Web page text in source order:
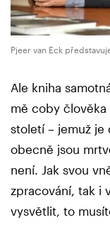
Pjeer van Eck
Ale kniha
mě coby
století – jemuž je
obecně jsou
není. Jak svou
zpracování, tak i
vysvětlit, to